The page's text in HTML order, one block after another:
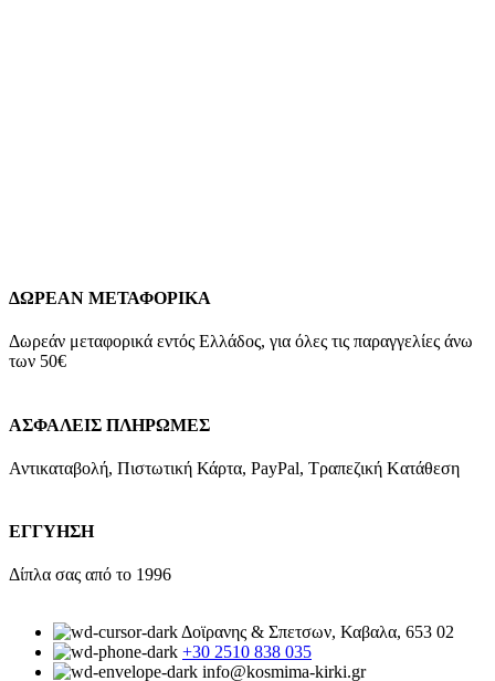
ΔΩΡΕΑΝ ΜΕΤΑΦΟΡΙΚΑ
Δωρεάν μεταφορικά εντός Ελλάδος, για όλες τις παραγγελίες άνω
των 50€
ΑΣΦΑΛΕΙΣ ΠΛΗΡΩΜΕΣ
Αντικαταβολή, Πιστωτική Κάρτα, PayPal, Τραπεζική Kατάθεση
ΕΓΓΥΗΣΗ
Δίπλα σας από το 1996
Δοϊρανης & Σπετσων, Καβαλα, 653 02
+30 2510 838 035
info@kosmima-kirki.gr